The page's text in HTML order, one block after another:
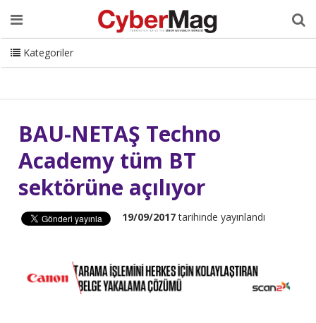
Ana Sayfa Hakkımızda Dergi Editörden
Danışmanlık
ISC Turkey Sizden Gelenler
İletişim
CyberMag Logo
Kategoriler
BAU-NETAŞ Techno
Academy tüm BT
sektörüne açılıyor
19/09/2017tarihinde yayınlandı